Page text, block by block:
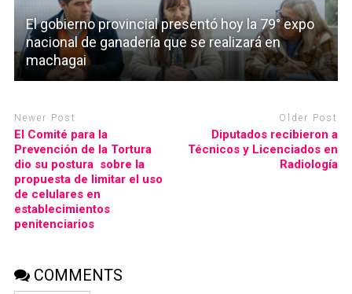
El gobierno provincial presentó hoy la 79° expo
nacional de ganadería que se realizará en
machagai
Newer Post
El Comité para la
Prevención de la Tortura
dio su postura sobre la
propuesta de limitar el uso
de celulares en
establecimientos
penitenciarios
Older Post
Diputados recibieron a
Técnicos y Licenciados en
Radiología
COMMENTS